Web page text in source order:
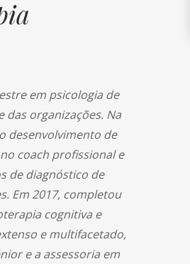
em psicologia de
organizações. Na
desenvolvimento de
coach profissional e
de diagnóstico de
Em 2017, completou
cognitiva e
e multifacetado,
e a assessoria em